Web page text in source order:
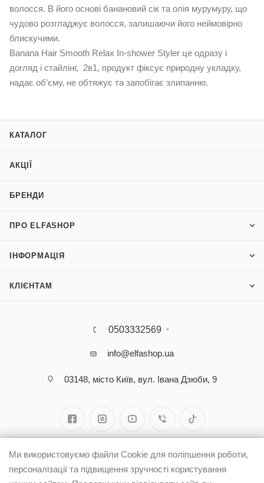
волосся. В його основі банановий сік та олія мурумуру, що
чудово розгладжує волосся, залишаючи його неймовірно
блискучими.
Banana Hair Smooth Relax In-shower Styler це одразу і
догляд і стайлінг, 2в1, продукт фіксує природну укладку,
надає об’єму, не обтяжує та запобігає злипанню.
КАТАЛОГ
АКЦІЇ
БРЕНДИ
ПРО ELFASHOP
ІНФОРМАЦІЯ
КЛІЄНТАМ
0503332569
info@elfashop.ua
03148, місто Київ, вул. Івана Дзюби, 9
Ми використовуємо файли Cookie для поліпшення роботи,
персоналізації та підвищення зручності користування